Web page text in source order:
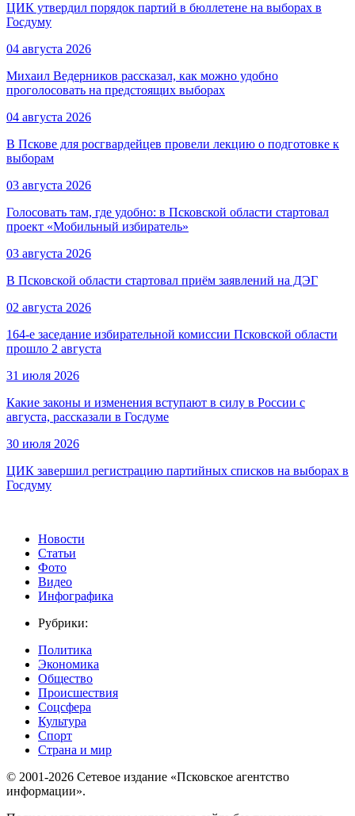
ЦИК утвердил порядок партий в бюллетене на выборах в
Госдуму
04 августа 2026
Михаил Ведерников рассказал, как можно удобно
проголосовать на предстоящих выборах
04 августа 2026
В Пскове для росгвардейцев провели лекцию о подготовке к
выборам
03 августа 2026
Голосовать там, где удобно: в Псковской области стартовал
проект «Мобильный избиратель»
03 августа 2026
В Псковской области стартовал приём заявлений на ДЭГ
02 августа 2026
164-е заседание избирательной комиссии Псковской области
прошло 2 августа
31 июля 2026
Какие законы и изменения вступают в силу в России с
августа, рассказали в Госдуме
30 июля 2026
ЦИК завершил регистрацию партийных списков на выборах в
Госдуму
Новости
Статьи
Фото
Видео
Инфографика
Рубрики:
Политика
Экономика
Общество
Происшествия
Соцсфера
Культура
Спорт
Страна и мир
© 2001-2026 Сетевое издание «Псковское агентство
информации».